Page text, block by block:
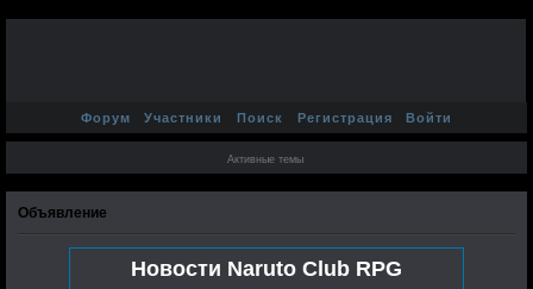
Форум Участники Поиск Регистрация Войти
Активные темы
Объявление
Новости Naruto Club RPG